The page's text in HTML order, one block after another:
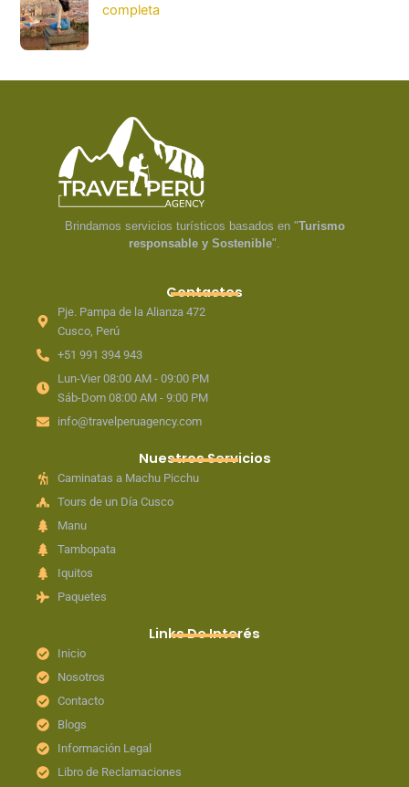
completa
Brindamos servicios turísticos basados en "Turismo
responsable y Sostenible".
Contactos
Pje. Pampa de la Alianza 472
Cusco, Perú
+51 991 394 943
Lun-Vier 08:00 AM - 09:00 PM
Sáb-Dom 08:00 AM - 9:00 PM
info@travelperuagency.com
Nuestros Servicios
Caminatas a Machu Picchu
Tours de un Día Cusco
Manu
Tambopata
Iquitos
Paquetes
Links De Interés
Inicio
Nosotros
Contacto
Blogs
Información Legal
Libro de Reclamaciones